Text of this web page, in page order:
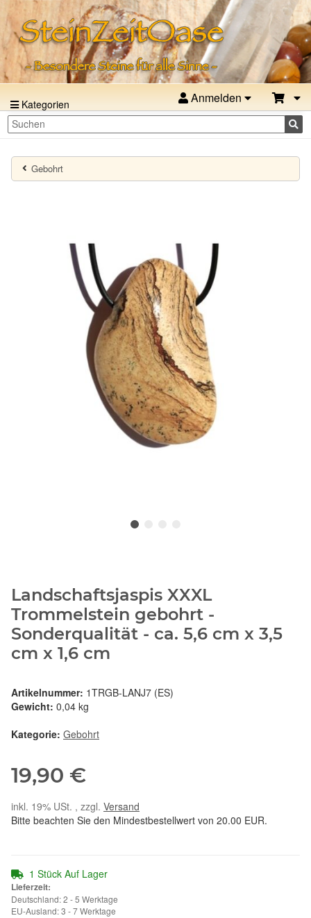
Kategorien Anmelden
Gebohrt
Landschaftsjaspis XXXL
Trommelstein gebohrt -
Sonderqualität - ca. 5,6 cm x 3,5
cm x 1,6 cm
Artikelnummer: 1TRGB-LANJ7 (ES)
Gewicht: 0,04 kg
Kategorie: Gebohrt
19,90 €
inkl. 19% USt. , zzgl. Versand
Bitte beachten Sie den Mindestbestellwert von 20.00 EUR.
1 Stück Auf Lager
Lieferzeit:
Deutschland: 2 - 5 Werktage
EU-Ausland: 3 - 7 Werktage